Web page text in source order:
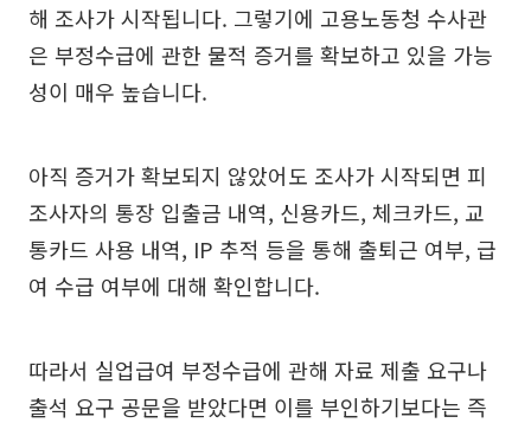
해 조사가 시작됩니다. 그렇기에 고용노동청 수사관
은 부정수급에 관한 물적 증거를 확보하고 있을 가능
성이 매우 높습니다.
아직 증거가 확보되지 않았어도 조사가 시작되면 피
조사자의 통장 입출금 내역, 신용카드, 체크카드, 교
통카드 사용 내역, IP 추적 등을 통해 출퇴근 여부, 급
여 수급 여부에 대해 확인합니다.
따라서 실업급여 부정수급에 관해 자료 제출 요구나
출석 요구 공문을 받았다면 이를 부인하기보다는 즉